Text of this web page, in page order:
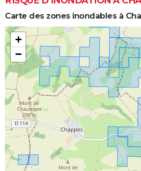
Carte des zones inondables à
+
−